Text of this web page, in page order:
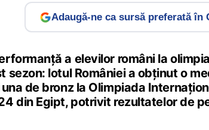
Adaugă-ne ca sursă preferată în
a elevilor români la
sezon: lotul României a obținut o
de bronz la Olimpiada
din Egipt, potrivit rezultatelor de